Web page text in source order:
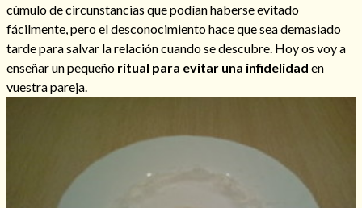
cúmulo de circunstancias que podían haberse evitado
fácilmente, pero el desconocimiento hace que sea demasiado
tarde para salvar la relación cuando se descubre. Hoy os voy a
enseñar un pequeño ritual para evitar una infidelidad en
vuestra pareja.